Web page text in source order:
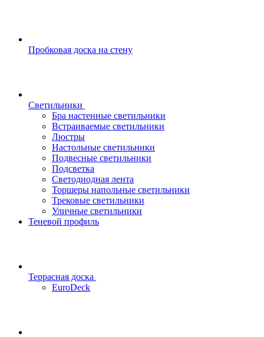
Пробковая доска на стену
Светильники
Бра настенные светильники
Встраиваемые светильники
Люстры
Настольные светильники
Подвесные светильники
Подсветка
Светодиодная лента
Торшеры напольные светильники
Трековые светильники
Уличные светильники
Теневой профиль
Террасная доска
EuroDeck